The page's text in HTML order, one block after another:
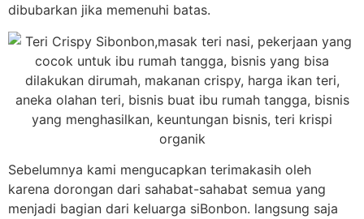
dibubarkan jika memenuhi batas.
Sebelumnya kami mengucapkan terimakasih oleh
karena dorongan dari sahabat-sahabat semua yang
menjadi bagian dari keluarga siBonbon. langsung saja